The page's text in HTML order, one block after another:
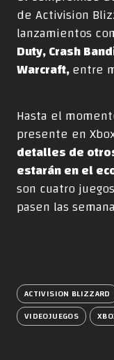
de Activision
lanzamientos
Duty, Crash
Warcraft,entre
Hasta el
presente en
detalles de
estarán en el
son cuatro
pasen las
ACTIVISION BLIZZARD
VIDEOJUEGOS